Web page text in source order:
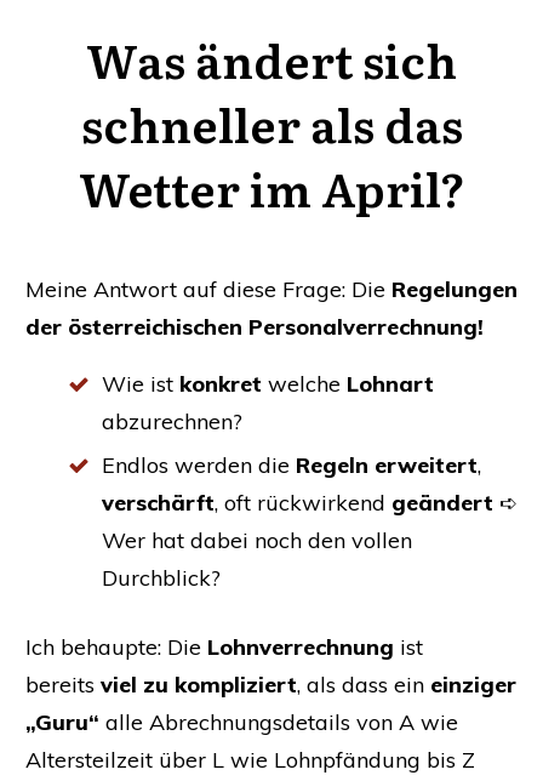
Was ändert sich
schneller als das
Wetter im April?
Mei­ne Ant­wort auf die­se Fra­ge: Die Rege­lun­gen
der öster­rei­chi­schen Personalverrechnung!
Wie ist kon­kret wel­che Lohn­art
abzurechnen?
End­los wer­den die Regeln erwei­tert,
ver­schärft, oft rück­wir­kend geän­dert ➪
Wer hat dabei noch den vol­len
Durchblick?
Ich behaup­te: Die Lohn­ver­rech­nung ist
bereits viel zu kom­pli­ziert, als dass ein ein­zi­ger
„Guru“ alle Abrech­nungs­de­tails von A wie
Alters­teil­zeit über L wie Lohn­pfän­dung bis Z